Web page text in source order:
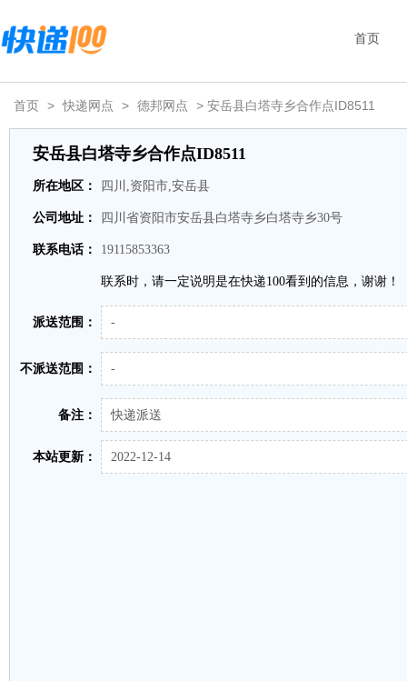
首页
首页 > 快递网点 > 德邦网点 > 安岳县白塔寺乡合作点ID8511
安岳县白塔寺乡合作点ID8511
所在地区： 四川,资阳市,安岳县
公司地址： 四川省资阳市安岳县白塔寺乡白塔寺乡30号
联系电话： 19115853363
联系时，请一定说明是在快递100看到的信息，谢谢！
派送范围： -
不派送范围： -
备注： 快递派送
本站更新： 2022-12-14